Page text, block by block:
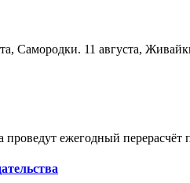
Самородки. 11 августа,
ежегодный